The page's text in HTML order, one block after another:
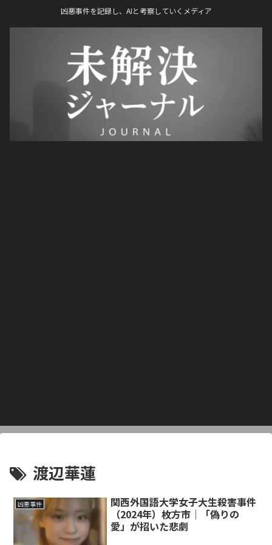
凶悪事件を記録し、AIと考察していくメディア
渡辺華蓮
凶悪事件
関西外国語大学女子大生殺害事件
（2024年）枚方市｜「偽りの
愛」が招いた悲劇